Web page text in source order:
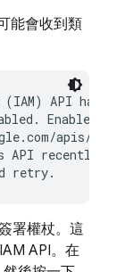
能會收到類
(IAM) API has
Enable it
apis/api/
recently,
署權杖。這
API。在